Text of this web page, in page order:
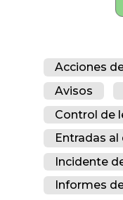
Acciones
Avisos
Control de
Entradas
Incidente
Informes